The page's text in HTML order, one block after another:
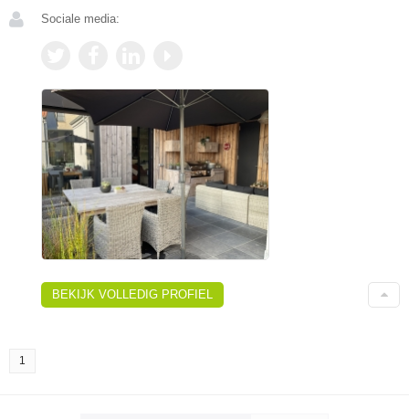
Sociale media:
BEKIJK VOLLEDIG PROFIEL
1